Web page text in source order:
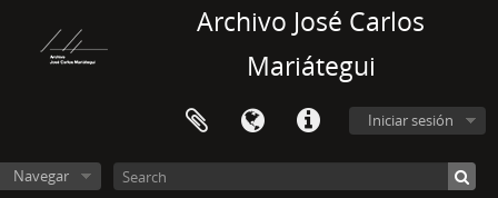
Archivo José Carlos
Mariátegui
Iniciar sesión
Navegar